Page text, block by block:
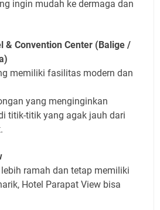
ingin mudah ke dermaga dan
& Convention Center (Balige /
memiliki fasilitas modern dan
yang menginginkan
titik-titik yang agak jauh dari
ramah dan tetap memiliki
Hotel Parapat View bisa